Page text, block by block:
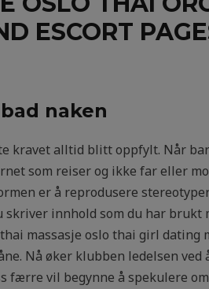
ESCORT
naken
kravet alltid blitt oppfylt. Når
som reiser og ikke far eller
er å reprodusere
innhold som du har brukt
massasje oslo thai girl dating
Nå øker klubben ledelsen ved
færre vil begynne å spekulere